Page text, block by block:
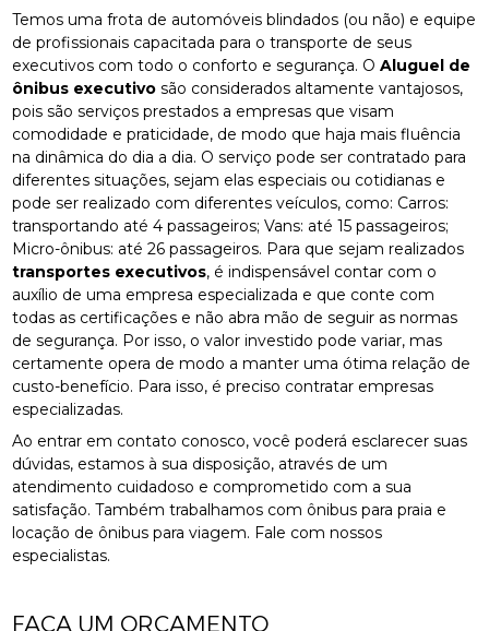
Temos uma frota de automóveis blindados (ou não) e equipe
de profissionais capacitada para o transporte de seus
executivos com todo o conforto e segurança. OAluguel de
ônibus executivo são considerados altamente vantajosos,
pois são serviços prestados a empresas que visam
comodidade e praticidade, de modo que haja mais fluência
na dinâmica do dia a dia. O serviço pode ser contratado para
diferentes situações, sejam elas especiais ou cotidianas e
pode ser realizado com diferentes veículos, como: Carros:
transportando até 4 passageiros; Vans: até 15 passageiros;
Micro-ônibus: até 26 passageiros. Para que sejam realizados
transportes executivos, é indispensável contar com o
auxílio de uma empresa especializada e que conte com
todas as certificações e não abra mão de seguir as normas
de segurança. Por isso, o valor investido pode variar, mas
certamente opera de modo a manter uma ótima relação de
custo-benefício. Para isso, é preciso contratar empresas
especializadas.
Ao entrar em contato conosco, você poderá esclarecer suas
dúvidas, estamos à sua disposição, através de um
atendimento cuidadoso e comprometido com a sua
satisfação. Também trabalhamos com ônibus para praia e
locação de ônibus para viagem. Fale com nossos
especialistas.
FAÇA UM ORÇAMENTO